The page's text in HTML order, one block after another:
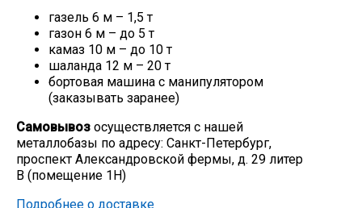
газель 6 м – 1,5 т
газон 6 м – до 5 т
камаз 10 м – до 10 т
шаланда 12 м – 20 т
бортовая машина с манипулятором
(заказывать заранее)
Самовывоз осуществляется с нашей
металлобазы по адресу: Санкт-Петербург,
проспект Александровской фермы, д. 29 литер
В (помещение 1Н)
Подробнее о доставке